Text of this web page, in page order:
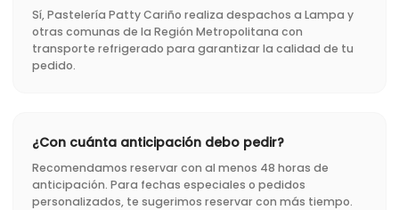
Sí, Pastelería Patty Cariño realiza despachos a Lampa y
otras comunas de la Región Metropolitana con
transporte refrigerado para garantizar la calidad de tu
pedido.
¿Con cuánta anticipación debo pedir?
Recomendamos reservar con al menos 48 horas de
anticipación. Para fechas especiales o pedidos
personalizados, te sugerimos reservar con más tiempo.